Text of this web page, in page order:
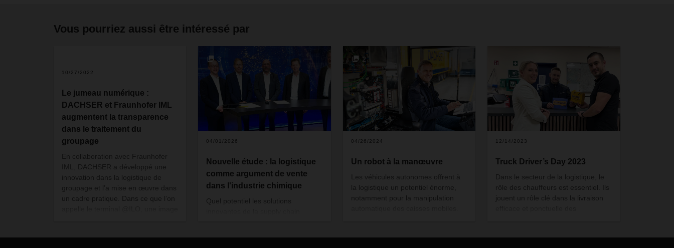
Vous pourriez aussi être intéressé par
10/27/2022
Le jumeau numérique :
DACHSER et Fraunhofer IML
augmentent la transparence
dans le traitement du
groupage
En collaboration avec Fraunhofer
IML, DACHSER a développé une
innovation dans la logistique de
groupage et l’a mise en œuvre dans
un cadre pratique. Dans ce que l’on
3
04/01/2026
Nouvelle étude : la logistique
comme argument de vente
dans l'industrie chimique
Quel potentiel les solutions
2
04/26/2024
Un robot à la manœuvre
Les véhicules autonomes offrent à
la logistique un potentiel énorme,
notamment pour la manipulation
dans un entrepôt ? L’agence
12/14/2023
Truck Driver’s Day 2023
Dans le secteur de la logistique, le
rôle des chauffeurs est essentiel. Ils
jouent un rôle clé dans la livraison
dans le monde entier. En